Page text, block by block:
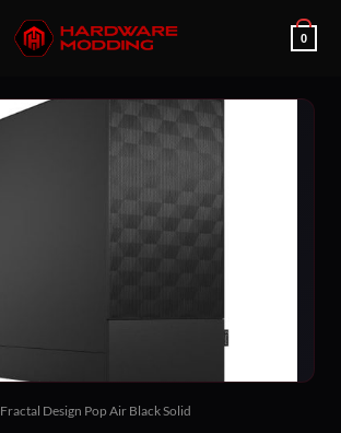
0
Fractal Design Pop Air Black Solid